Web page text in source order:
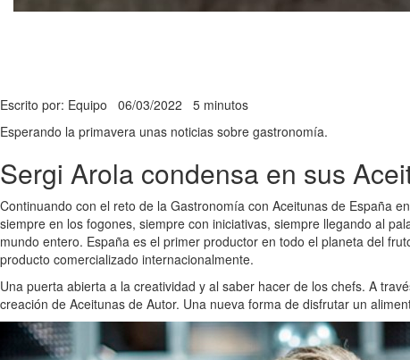
Escrito por: Equipo 06/03/2022 5 minutos
Esperando la primavera unas noticias sobre gastronomía.
Sergi Arola condensa en sus
Continuando con el reto de la Gastronomía con Aceitunas de España
siempre en los fogones, siempre con iniciativas, siempre llegando al
mundo entero. España es el primer productor en todo el planeta del
producto comercializado internacionalmente.
Una puerta abierta a la creatividad y al saber hacer de los chefs. A
creación de Aceitunas de Autor. Una nueva forma de disfrutar un